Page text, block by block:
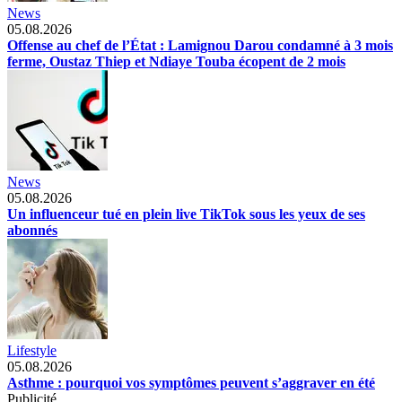
News
05.08.2026
Offense au chef de l’État : Lamignou Darou condamné à 3 mois
ferme, Oustaz Thiep et Ndiaye Touba écopent de 2 mois
News
05.08.2026
Un influenceur tué en plein live TikTok sous les yeux de ses
abonnés
Lifestyle
05.08.2026
Asthme : pourquoi vos symptômes peuvent s’aggraver en été
Publicité